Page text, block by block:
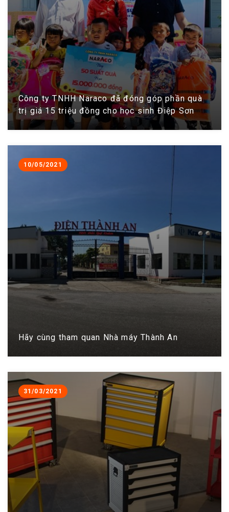
Công ty TNHH Naraco đã đóng góp phần quà
trị giá 15 triệu đồng cho học sinh Điệp Sơn
Hãy cùng tham quan Nhà máy Thành An
10/05/2021
31/03/2021